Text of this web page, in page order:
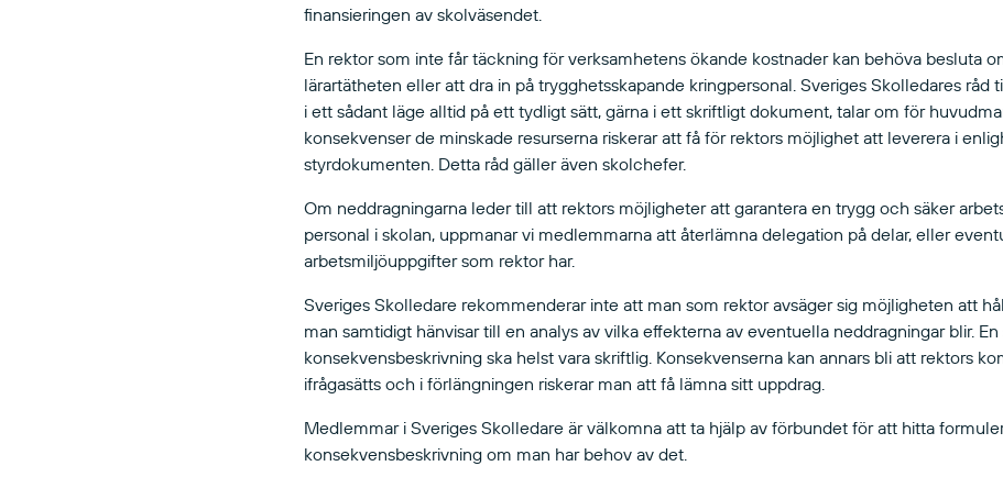
finansieringen av skolväsendet.
En rektor som inte får täckning för verksamhetens ökande kostnader kan behöva besluta
lärartätheten eller att dra in på trygghetsskapande kringpersonal. Sveriges Skolledares råd
i ett sådant läge alltid på ett tydligt sätt, gärna i ett skriftligt dokument, talar om för
konsekvenser de minskade resurserna riskerar att få för rektors möjlighet att leverera i
styrdokumenten. Detta råd gäller även skolchefer.
Om neddragningarna leder till att rektors möjligheter att garantera en trygg och säker
personal i skolan, uppmanar vi medlemmarna att återlämna delegation på delar, eller
arbetsmiljöuppgifter som rektor har.
Sveriges Skolledare rekommenderar inte att man som rektor avsäger sig möjligheten att
man samtidigt hänvisar till en analys av vilka effekterna av eventuella neddragningar blir. En
konsekvensbeskrivning ska helst vara skriftlig. Konsekvenserna kan annars bli att rektors
ifrågasätts och i förlängningen riskerar man att få lämna sitt uppdrag.
Medlemmar i Sveriges Skolledare är välkomna att ta hjälp av förbundet för att hitta
konsekvensbeskrivning om man har behov av det.